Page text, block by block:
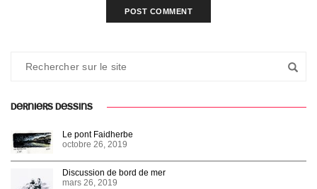
DERNIERS DESSINS
Le pont Faidherbe
octobre 26, 2019
Discussion de bord de mer
mars 26, 2019